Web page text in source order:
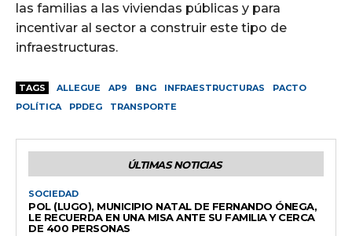
las familias a las viviendas públicas y para
incentivar al sector a construir este tipo de
infraestructuras.
TAGS ALLEGUE AP9 BNG INFRAESTRUCTURAS
PACTO
POLÍTICA
PPDEG TRANSPORTE
ÚLTIMAS NOTICIAS
SOCIEDAD
POL (LUGO), MUNICIPIO NATAL DE FERNANDO ÓNEGA,
LE RECUERDA EN UNA MISA ANTE SU FAMILIA Y CERCA
DE 400 PERSONAS